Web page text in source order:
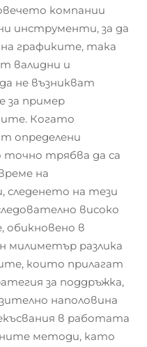
компании
инструменти, за да
графиките, така
валидни и
не възникват
за пример
Когато
определени
точно трябва да са
на
следенето на тези
високо
обикновено в
милиметър разлика
които прилагат
за поддръжка,
наполовина
в работата
методи, като